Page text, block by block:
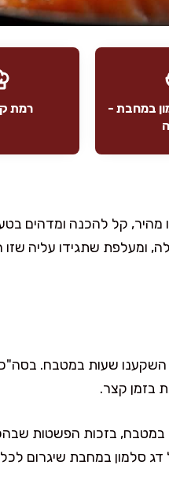
במחבת -
רמת
מהיר, קל להכנה ומדהים
ומעלפת שתגידו עליה שזו
השקענו שעות במטבח.
במטבח, בזכות הפשטות
דג סלמון במחבת שיגרום